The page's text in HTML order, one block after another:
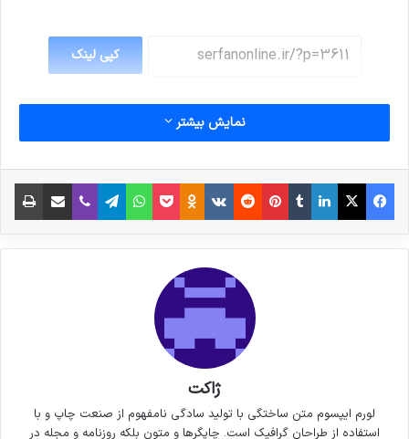
کپی لینک
نمایش بیشتر
فیس بوک X لینکدین
‫تامبلر‫پین‌ترست
‫رددیت‫VKontakte
‫Odnoklassniki
پاکتواتس آپ تلگراموایبر اشتراک گذاری از طریق ایمیل
ژاکت
لورم ایپسوم متن ساختگی با تولید سادگی نامفهوم از صنعت چاپ و با
استفاده از طراحان گرافیک است. چاپگرها و متون بلکه روزنامه و مجله در